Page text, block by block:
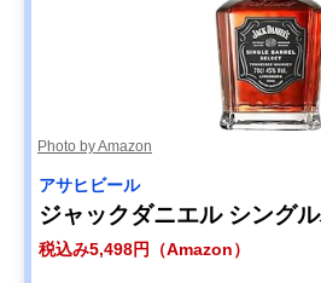
Photo by Amazon
アサヒビール
ジャックダニエル シング
税込み5,498円（Amazon）